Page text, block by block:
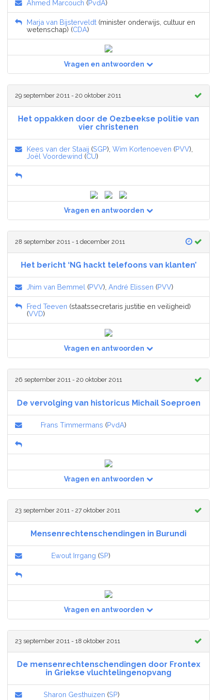
Ahmed Marcouch (PvdA)
Marja van Bijsterveldt (minister onderwijs, cultuur en
wetenschap) (CDA)
Vragen en antwoorden
29 september 2011 - 20 oktober 2011
Het oppakken door de Oezbeekse politie van
vier christenen
Kees van der Staaij (SGP), Wim Kortenoeven (PVV),
Joël Voordewind (CU)
Vragen en antwoorden
28 september 2011 - 1 december 2011
Het bericht ‘NG hackt telefoons van klanten’
Jhim van Bemmel (PVV), André Elissen (PVV)
Fred Teeven (staatssecretaris justitie en veiligheid)
(VVD)
Vragen en antwoorden
26 september 2011 - 20 oktober 2011
De vervolging van historicus Michail Soeproen
Frans Timmermans (PvdA)
Vragen en antwoorden
23 september 2011 - 27 oktober 2011
Mensenrechtenschendingen in Burundi
Ewout Irrgang (SP)
Vragen en antwoorden
23 september 2011 - 18 oktober 2011
De mensenrechtenschendingen door Frontex
in Griekse vluchtelingenopvang
Sharon Gesthuizen (SP)